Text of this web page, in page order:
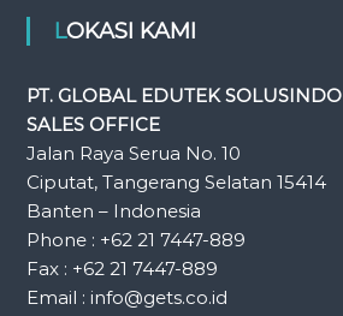
LOKASI KAMI
PT. GLOBAL EDUTEK SOLUSINDO
SALES OFFICE
Jalan Raya Serua No. 10
Ciputat, Tangerang Selatan 15414
Banten – Indonesia
Phone : +62 21 7447-889
Fax : +62 21 7447-889
Email : info@gets.co.id